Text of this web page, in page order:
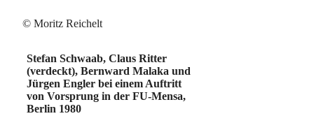
© Moritz Reichelt
Stefan Schwaab, Claus Ritter
(verdeckt), Bernward Malaka und
Jürgen Engler bei einem Auftritt
von Vorsprung in der FU-Mensa,
Berlin 1980